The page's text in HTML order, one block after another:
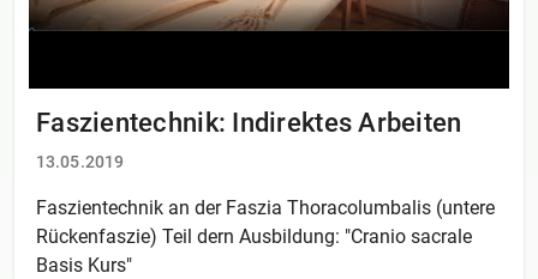
Faszientechnik: Indirektes Arbeiten
13.05.2019
Faszientechnik an der Faszia Thoracolumbalis (untere
Rückenfaszie) Teil dern Ausbildung: "Cranio sacrale
Basis Kurs"